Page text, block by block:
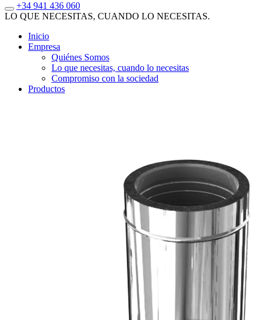
+34 941 436 060
LO QUE NECESITAS, CUANDO LO NECESITAS.
Inicio
Empresa
Quiénes Somos
Lo que necesitas, cuando lo necesitas
Compromiso con la sociedad
Productos